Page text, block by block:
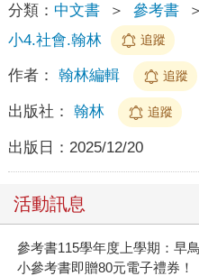
分類： 中文書 ＞ 參考書 ＞
小4.社會.翰林
追蹤
作者： 翰林編輯 追蹤
出版社： 翰林 追蹤
出版日： 2025/12/20
活動訊息
參考書115學年度上學期：早
小參考書即贈80元電子禮券！